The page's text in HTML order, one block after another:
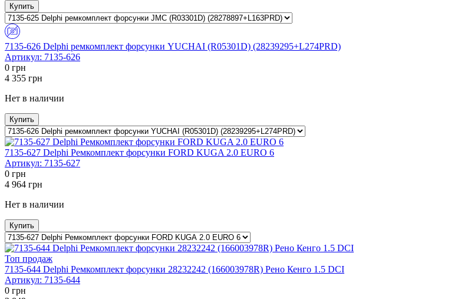
Купить
7135-626 Delphi ремкомплект форсунки YUCHAI (R05301D) (28239295+L274PRD)
Артикул: 7135-626
0 грн
4 355 грн
Нет в наличии
Купить
7135-627 Delphi Ремкомплект форсунки FORD KUGA 2.0 EURO 6
Артикул: 7135-627
0 грн
4 964 грн
Нет в наличии
Купить
Топ продаж
7135-644 Delphi Ремкомплект форсунки 28232242 (166003978R) Рено Кенго 1.5 DCI
Артикул: 7135-644
0 грн